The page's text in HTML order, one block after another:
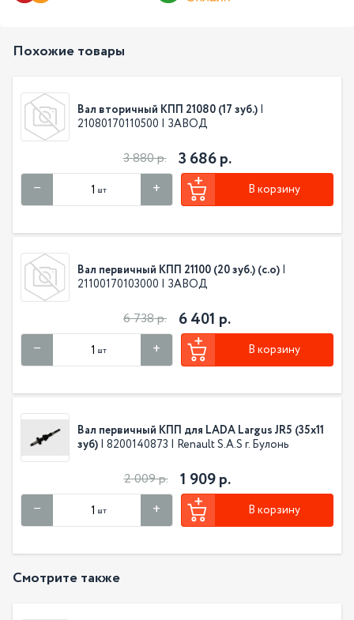
Похожие товары
Вал вторичный КПП 21080 (17 зуб.) |
21080170110500 | ЗАВОД
3 880 р. 3 686 р.
шт В корзину
Вал первичный КПП 21100 (20 зуб.) (с.о) |
21100170103000 | ЗАВОД
6 738 р. 6 401 р.
шт В корзину
Вал первичный КПП для LADA Largus JR5 (35х11
зуб) | 8200140873 | Renault S.A.S г. Булонь
2 009 р. 1 909 р.
шт В корзину
Смотрите также